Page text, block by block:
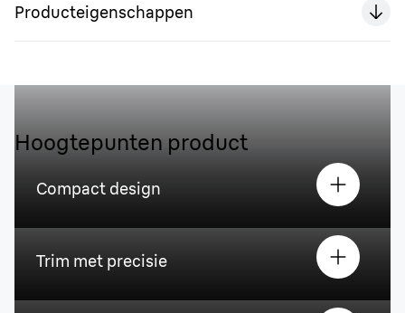
Producteigenschappen
Hoogtepunten product
Compact design
Trim met precisie